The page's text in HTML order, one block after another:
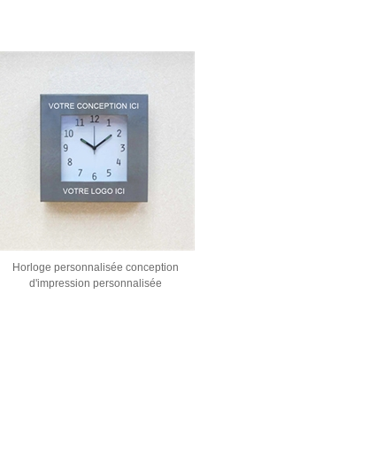
Horloge personnalisée conception
d'impression personnalisée